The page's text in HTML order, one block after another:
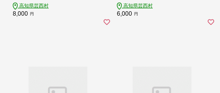
賞魚/飼育】【生体】【アクアリウム/
あくありうむ】
高知県芸西村
8,000 円
アリウム/あくありうむ】
高知県芸西村
6,000 円